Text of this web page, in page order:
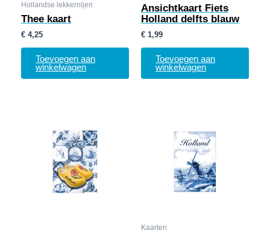
Hollandse lekkernijen
Thee kaart
€ 4,25
Toevoegen aan
winkelwagen
Ansichtkaart Fiets
Holland delfts blauw
€ 1,99
Toevoegen aan
winkelwagen
Kaarten